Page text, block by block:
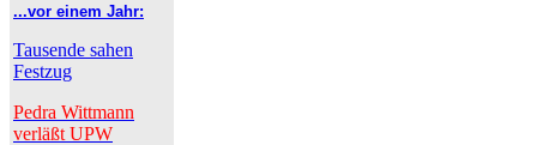
...vor einem Jahr:
Tausende sahen
Festzug
Pedra Wittmann
verläßt UPW